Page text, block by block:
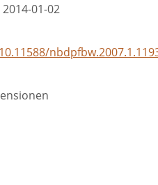
2014-01-02